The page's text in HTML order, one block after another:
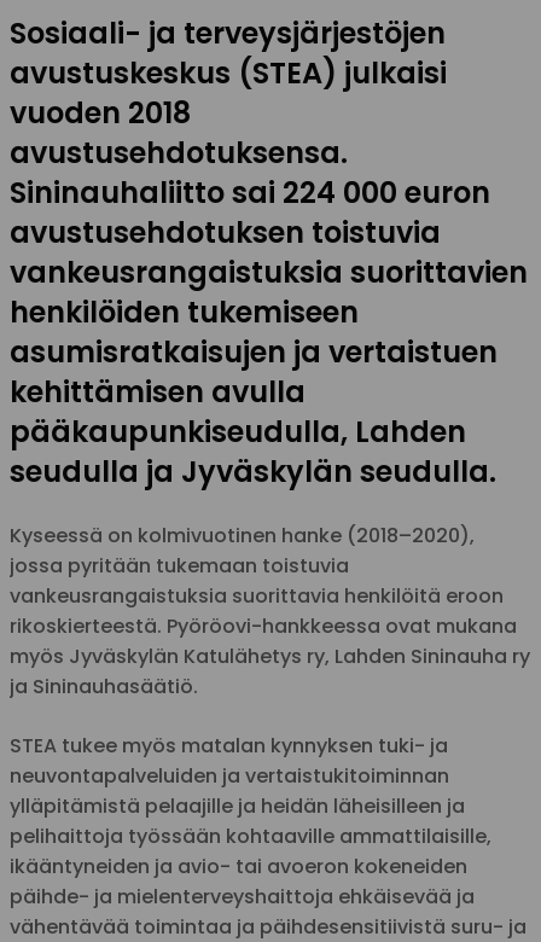
Sosiaali- ja terveysjärjestöjen
avustuskeskus (STEA) julkaisi
vuoden 2018
avustusehdotuksensa.
Sininauhaliitto sai 224 000 euron
avustusehdotuksen toistuvia
vankeusrangaistuksia suorittavien
henkilöiden tukemiseen
asumisratkaisujen ja vertaistuen
kehittämisen avulla
pääkaupunkiseudulla, Lahden
seudulla ja Jyväskylän seudulla.
Kyseessä on kolmivuotinen hanke (2018–2020),
jossa pyritään tukemaan toistuvia
vankeusrangaistuksia suorittavia henkilöitä eroon
rikoskierteestä. Pyöröovi-hankkeessa ovat mukana
myös Jyväskylän Katulähetys ry, Lahden Sininauha ry
ja Sininauhasäätiö.
STEA tukee myös matalan kynnyksen tuki- ja
neuvontapalveluiden ja vertaistukitoiminnan
ylläpitämistä pelaajille ja heidän läheisilleen ja
pelihaittoja työssään kohtaaville ammattilaisille,
ikääntyneiden ja avio- tai avoeron kokeneiden
päihde- ja mielenterveyshaittoja ehkäisevää ja
vähentävää toimintaa ja päihdesensitiivistä suru- ja